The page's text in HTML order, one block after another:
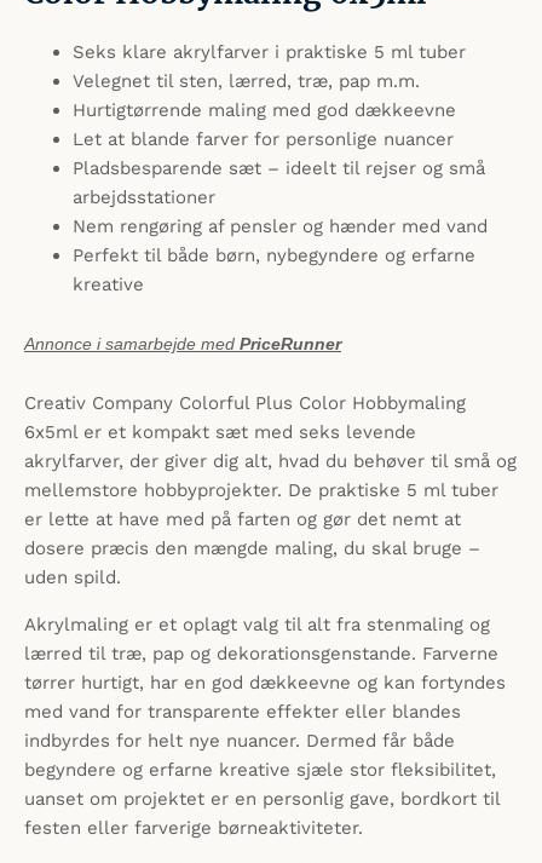
Seks klare akrylfarver i praktiske 5 ml tuber
Velegnet til sten, lærred, træ, pap m.m.
Hurtigtørrende maling med god dækkeevne
Let at blande farver for personlige nuancer
Pladsbesparende sæt – ideelt til rejser og små
arbejdsstationer
Nem rengøring af pensler og hænder med vand
Perfekt til både børn, nybegyndere og erfarne
kreative
Annonce i samarbejde med PriceRunner
Creativ Company Colorful Plus Color Hobbymaling
6x5ml er et kompakt sæt med seks levende
akrylfarver, der giver dig alt, hvad du behøver til små og
mellemstore hobbyprojekter. De praktiske 5 ml tuber
er lette at have med på farten og gør det nemt at
dosere præcis den mængde maling, du skal bruge –
uden spild.
Akrylmaling er et oplagt valg til alt fra stenmaling og
lærred til træ, pap og dekorationsgenstande. Farverne
tørrer hurtigt, har en god dækkeevne og kan fortyndes
med vand for transparente effekter eller blandes
indbyrdes for helt nye nuancer. Dermed får både
begyndere og erfarne kreative sjæle stor fleksibilitet,
uanset om projektet er en personlig gave, bordkort til
festen eller farverige børneaktiviteter.